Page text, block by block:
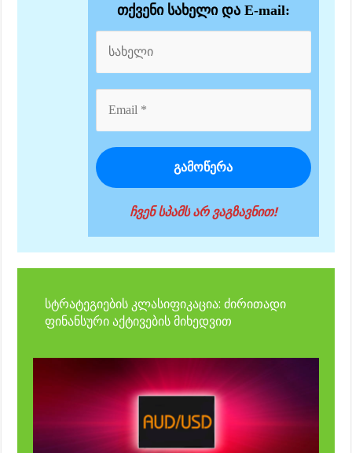
თქვენი სახელი და E-mail:
ჩვენ სპამს არ ვაგზავნით!
სტრატეგიების კლასიფიკაცია: ძირითადი
ფინანსური აქტივების მიხედვით